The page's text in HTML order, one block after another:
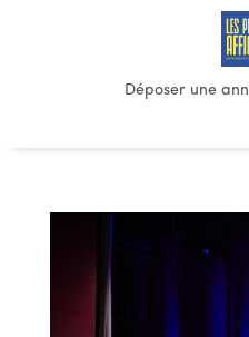
Déposer une